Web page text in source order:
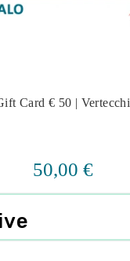

Card € 50 | Vertecchi
50,00 €